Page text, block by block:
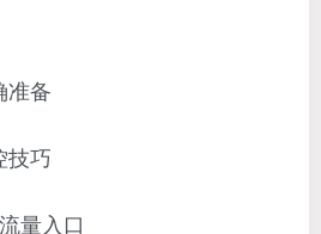
准备
技巧
量入口